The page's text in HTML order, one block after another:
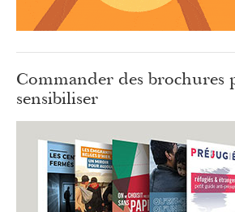
Commander des brochures
sensibiliser